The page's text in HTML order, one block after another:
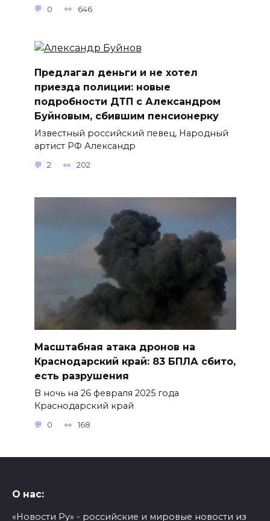
0 646
Предлагал деньги и не хотел
приезда полиции: новые
подробности ДТП с Александром
Буйновым, сбившим пенсионерку
Известный российский певец, Народный
артист РФ Александр
2 202
Масштабная атака дронов на
Краснодарский край: 83 БПЛА сбито,
есть разрушения
В ночь на 26 февраля 2025 года
Краснодарский край
0 168
О нас:
«Новости Ру» - российские и мировые новости из